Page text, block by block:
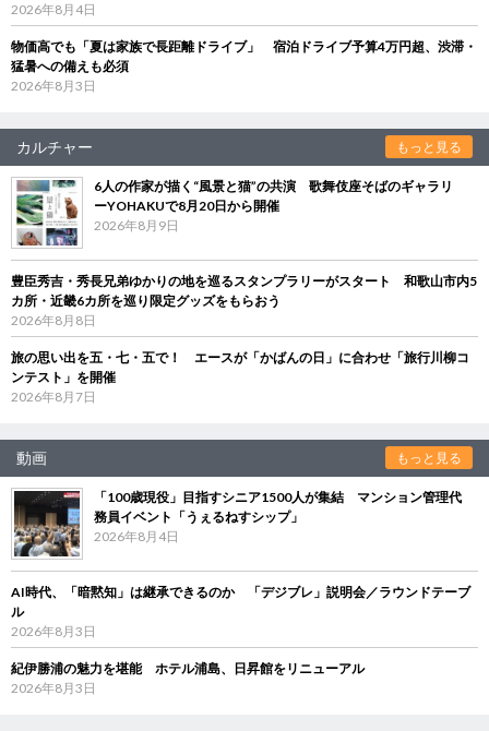
2026年8月4日
物価高でも「夏は家族で長距離ドライブ」 宿泊ドライブ予算4万円超、渋滞・
猛暑への備えも必須
2026年8月3日
カルチャー もっと見る
6人の作家が描く“風景と猫”の共演 歌舞伎座そばのギャラリ
ーYOHAKUで8月20日から開催
2026年8月9日
豊臣秀吉・秀長兄弟ゆかりの地を巡るスタンプラリーがスタート 和歌山市内5
カ所・近畿6カ所を巡り限定グッズをもらおう
2026年8月8日
旅の思い出を五・七・五で！ エースが「かばんの日」に合わせ「旅行川柳コ
ンテスト」を開催
2026年8月7日
動画 もっと見る
「100歳現役」目指すシニア1500人が集結 マンション管理代
務員イベント「うぇるねすシップ」
2026年8月4日
AI時代、「暗黙知」は継承できるのか 「デジブレ」説明会／ラウンドテーブ
ル
2026年8月3日
紀伊勝浦の魅力を堪能 ホテル浦島、日昇館をリニューアル
2026年8月3日